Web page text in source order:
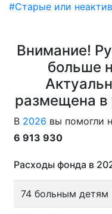
#Старые или
Внимание!
больше
размещена в
В 2026 вы помогли
6 913 930
Расходы фонда в
74 больным детям